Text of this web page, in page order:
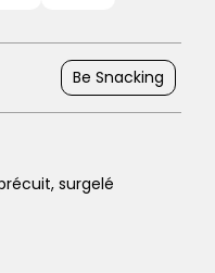
Be Snacking
surgelé